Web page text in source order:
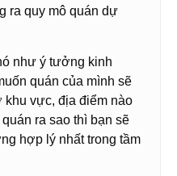
ra quy mô quán dự
như ý tưởng kinh
quán của mình sẽ
khu vực, địa điểm nào
ra sao thì bạn sẽ
hợp lý nhất trong tầm